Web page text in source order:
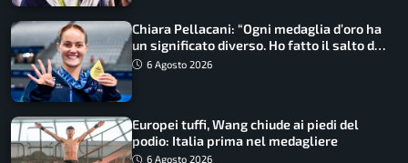
Chiara Pellacani: “Ogni medaglia d’oro ha
un significato diverso. Ho fatto il salto di
qualità”
6 Agosto 2026
Europei tuffi, Wang chiude ai piedi del
podio: Italia prima nel medagliere
6 Agosto 2026